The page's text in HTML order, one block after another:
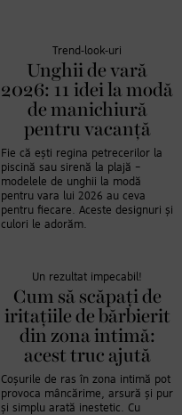
Trend-look-uri
Unghii de vară
2026: 11 idei la modă
de manichiură
pentru vacanță
Fie că ești regina petrecerilor la
piscină sau sirenă la plajă –
modelele de unghii la modă
pentru vara lui 2026 au ceva
pentru fiecare. Aceste designuri și
culori le adorăm.
Un rezultat impecabil!
Cum să scăpați de
iritațiile de bărbierit
din zona intimă:
acest truc ajută
Coșurile de ras în zona intimă pot
provoca mâncărime, arsură și pur
și simplu arată inestetic. Cu